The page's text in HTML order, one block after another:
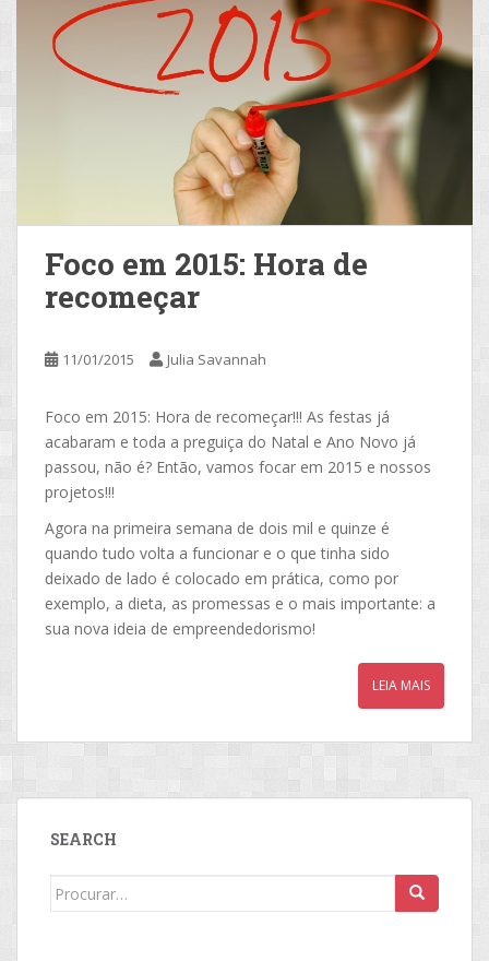
Foco em 2015: Hora de
recomeçar
11/01/2015 Julia Savannah
Foco em 2015: Hora de recomeçar!!! As festas já
acabaram e toda a preguiça do Natal e Ano Novo já
passou, não é? Então, vamos focar em 2015 e nossos
projetos!!!
Agora na primeira semana de dois mil e quinze é
quando tudo volta a funcionar e o que tinha sido
deixado de lado é colocado em prática, como por
exemplo, a dieta, as promessas e o mais importante: a
sua nova ideia de empreendedorismo!
LEIA MAIS
SEARCH
Search